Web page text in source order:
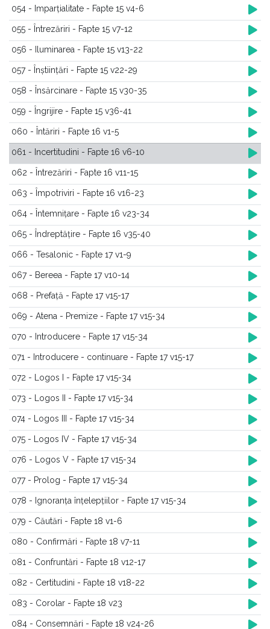
054 - Imparțialitate - Fapte 15 v4-6
055 - Întrezăriri - Fapte 15 v7-12
056 - Iluminarea - Fapte 15 v13-22
057 - Înștiințări - Fapte 15 v22-29
058 - Însărcinare - Fapte 15 v30-35
059 - Îngrijire - Fapte 15 v36-41
060 - Întăriri - Fapte 16 v1-5
061 - Incertitudini - Fapte 16 v6-10
062 - Întrezăriri - Fapte 16 v11-15
063 - Împotriviri - Fapte 16 v16-23
064 - Întemnițare - Fapte 16 v23-34
065 - Îndreptățire - Fapte 16 v35-40
066 - Tesalonic - Fapte 17 v1-9
067 - Bereea - Fapte 17 v10-14
068 - Prefață - Fapte 17 v15-17
069 - Atena - Premize - Fapte 17 v15-34
070 - Introducere - Fapte 17 v15-34
071 - Introducere - continuare - Fapte 17 v15-17
072 - Logos I - Fapte 17 v15-34
073 - Logos II - Fapte 17 v15-34
074 - Logos III - Fapte 17 v15-34
075 - Logos IV - Fapte 17 v15-34
076 - Logos V - Fapte 17 v15-34
077 - Prolog - Fapte 17 v15-34
078 - Ignoranța înțelepțiilor - Fapte 17 v15-34
079 - Căutări - Fapte 18 v1-6
080 - Confirmări - Fapte 18 v7-11
081 - Confruntări - Fapte 18 v12-17
082 - Certitudini - Fapte 18 v18-22
083 - Corolar - Fapte 18 v23
084 - Consemnări - Fapte 18 v24-26